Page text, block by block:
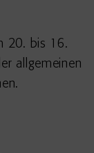
20. bis 16.
allgemeinen